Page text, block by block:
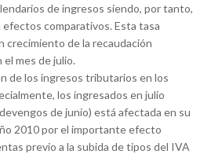
de ingresos siendo, por tanto,
comparativos. Esta tasa
crecimiento de la recaudación
mes de julio.
de los ingresos tributarios en los
los ingresados en julio
de junio) está afectada en su
2010 por el importante efecto
previo a la subida de tipos del IVA